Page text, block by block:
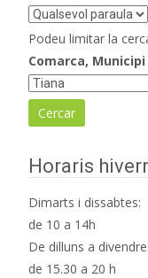
Podeu limitar la
Comarca,
Horaris
Dimarts i dissabtes:
de 10 a 14h
De dilluns a
de 15.30 a 20 h